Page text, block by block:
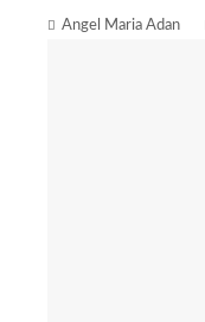
Angel Maria Adan